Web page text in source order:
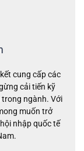
cung cấp các
cải tiến kỹ
ngành. Với
muốn trở
nhập quốc tế